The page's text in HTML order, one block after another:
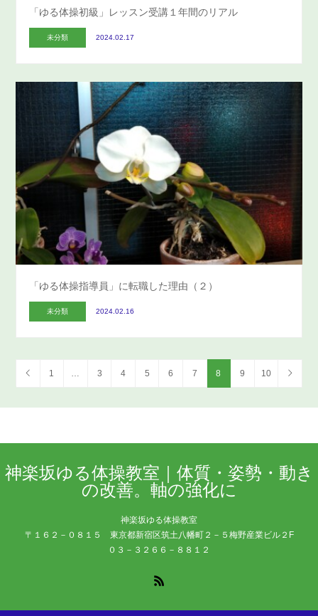
「ゆる体操初級」レッスン受講１年間のリアル
未分類 2024.02.17
「ゆる体操指導員」に転職した理由（２）
未分類 2024.02.16
1 3 4 5 6 7 8 9 10
神楽坂ゆる体操教室｜体質・姿勢・動き
の改善。軸の強化に
神楽坂ゆる体操教室
〒１６２－０８１５ 東京都新宿区筑土八幡町２－５梅野産業ビル２F
０３－３２６６－８８１２